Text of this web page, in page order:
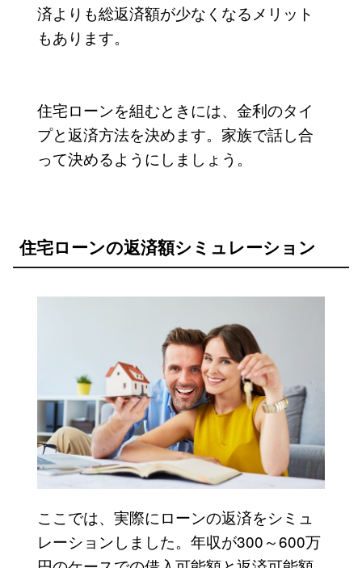
済よりも総返済額が少なくなるメリット
もあります。
住宅ローンを組むときには、金利のタイ
プと返済方法を決めます。家族で話し合
って決めるようにしましょう。
住宅ローンの返済額シミュレーション
ここでは、実際にローンの返済をシミュ
レーションしました。年収が300～600万